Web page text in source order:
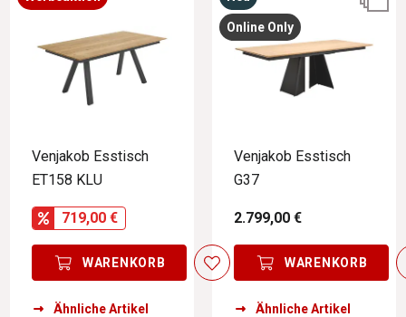
Venjakob Esstisch
ET158 KLU
719,00 €
WARENKORB
Ähnliche Artikel
Online Only
Venjakob Esstisch
G37
2.799,00 €
WARENKORB
Ähnliche Artikel